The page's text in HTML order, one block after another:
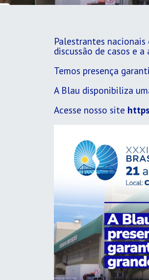
Palestrantes
discussão de casos e
Temos presença
A Blau disponibiliza
Acesse nosso site